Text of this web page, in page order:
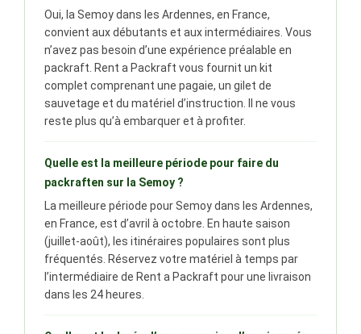
Oui, la Semoy dans les Ardennes, en France,
convient aux débutants et aux intermédiaires. Vous
n’avez pas besoin d’une expérience préalable en
packraft. Rent a Packraft vous fournit un kit
complet comprenant une pagaie, un gilet de
sauvetage et du matériel d’instruction. Il ne vous
reste plus qu’à embarquer et à profiter.
Quelle est la meilleure période pour faire du
packraften sur la Semoy ?
La meilleure période pour Semoy dans les Ardennes,
en France, est d’avril à octobre. En haute saison
(juillet-août), les itinéraires populaires sont plus
fréquentés. Réservez votre matériel à temps par
l’intermédiaire de Rent a Packraft pour une livraison
dans les 24 heures.